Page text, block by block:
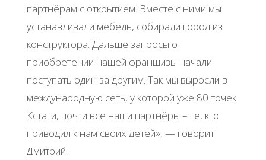
партнёрам с открытием. Вместе с ними мы
устанавливали мебель, собирали город из
конструктора. Дальше запросы о
приобретении нашей франшизы начали
поступать один за другим. Так мы выросли в
международную сеть, у которой уже 80 точек.
Кстати, почти все наши партнёры – те, кто
приводил к нам своих детей», — говорит
Дмитрий.